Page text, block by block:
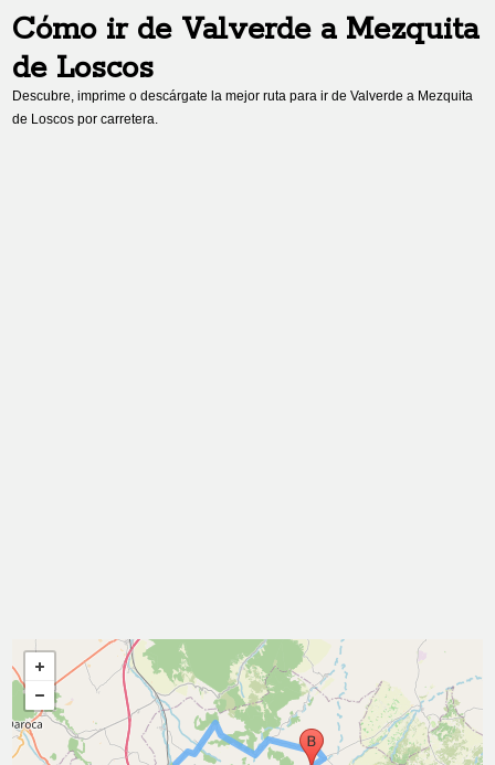
Cómo ir de Valverdea Mezquita
de Loscos
Descubre, imprime o descárgate la mejor ruta para ir deValverde a Mezquita
de Loscos por carretera.